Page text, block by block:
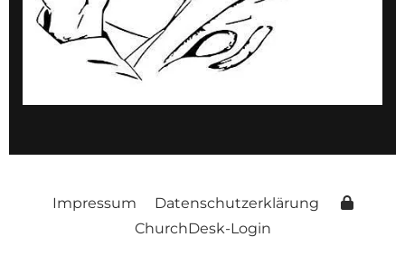
Impressum
Datenschutzerklärung
ChurchDesk-Login